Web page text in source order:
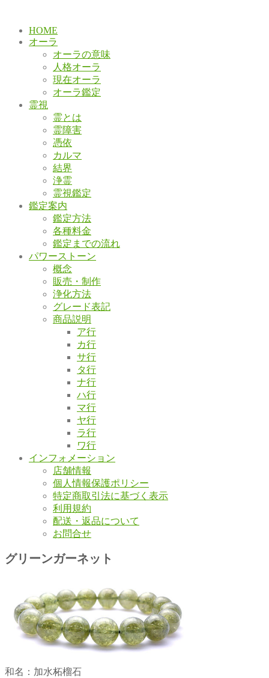
HOME
オーラ
オーラの意味
人格オーラ
現在オーラ
オーラ鑑定
霊視
霊とは
霊障害
憑依
カルマ
結界
浄霊
霊視鑑定
鑑定案内
鑑定方法
各種料金
鑑定までの流れ
パワーストーン
概念
販売・制作
浄化方法
グレード表記
商品説明
ア行
カ行
サ行
タ行
ナ行
ハ行
マ行
ヤ行
ラ行
ワ行
インフォメーション
店舗情報
個人情報保護ポリシー
特定商取引法に基づく表示
利用規約
配送・返品について
お問合せ
グリーンガーネット
和名：加水柘榴石